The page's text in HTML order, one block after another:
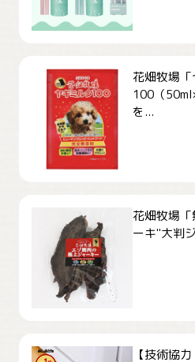
花畑牧場
100（
を...
花畑牧場
ーキ"大判
【技術協